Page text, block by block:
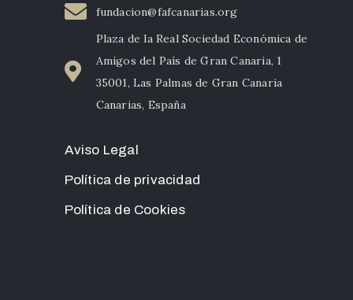
fundacion@fafcanarias.org
Plaza de la Real Sociedad Económica de
Amigos del País de Gran Canaria, 1
35001, Las Palmas de Gran Canaria
Canarias, España
Aviso Legal
Política de privacidad
Política de Cookies